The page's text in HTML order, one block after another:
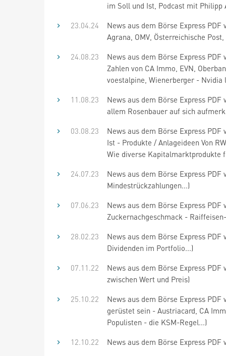
im Soll und Ist, Podcast mit Philipp
23.04.24
News aus dem Börse Express
Agrana, OMV, Österreichische
24.08.23
News aus dem Börse Express
Zahlen von CA Immo, EVN,
voestalpine, Wienerberger -
11.08.23
News aus dem Börse Express
allem Rosenbauer auf sich
03.08.23
News aus dem Börse Express
Ist - Produkte / Anlageideen Von
Wie diverse Kapitalmarktprodukte
24.07.23
News aus dem Börse Express PDF
Mindestrückzahlungen...)
07.06.23
News aus dem Börse Express
Zuckernachgeschmack -
28.02.23
News aus dem Börse Express
Dividenden im Portfolio...)
07.11.22
News aus dem Börse Express
zwischen Wert und Preis)
25.10.22
News aus dem Börse Express
gerüstet sein - Austriacard, CA
Populisten - die KSM-Regel...)
12.10.22
News aus dem Börse Express